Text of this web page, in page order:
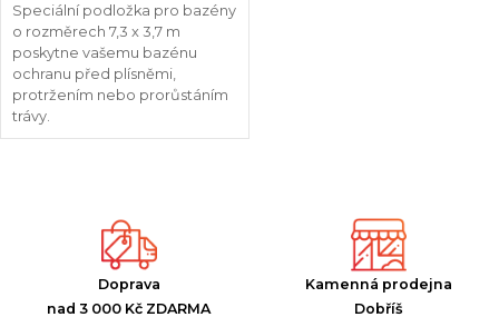
Speciální podložka pro bazény
o rozměrech 7,3 x 3,7 m
poskytne vašemu bazénu
ochranu před plísněmi,
protržením nebo prorůstáním
trávy.
Doprava
nad 3 000 Kč ZDARMA
Kamenná prodejna
Dobříš